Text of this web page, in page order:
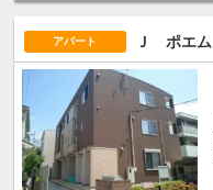
アパート Ｊ ポエム